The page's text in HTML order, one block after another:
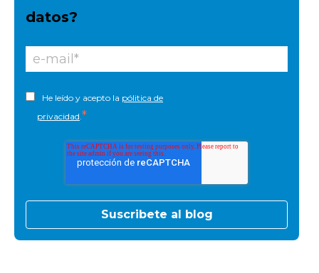
datos?
He leído y acepto la pólitica de
privacidad *